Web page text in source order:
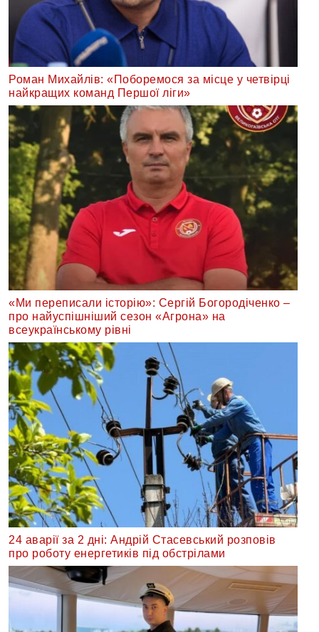
Роман Михайлів: «Поборемося за місце у четвірці
найкращих команд Першої ліги»
«Ми переписали історію»: Сергій Богородіченко –
про найуспішніший сезон «Агрона» на
всеукраїнському рівні
24 аварії за 2 дні: Андрій Стасевський розповів
про роботу енергетиків під обстрілами